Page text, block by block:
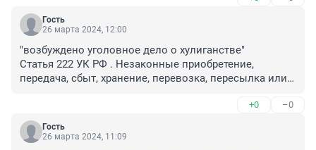
Гость
26 марта 2024, 12:00
"возбуждено уголовное дело о хулиганстве"
Статья 222 УК РФ . Незаконные приобретение,
передача, сбыт, хранение, перевозка, пересылка или
...
"Не может признаваться добровольной сдачей
+0 –0
Гость
26 марта 2024, 11:09